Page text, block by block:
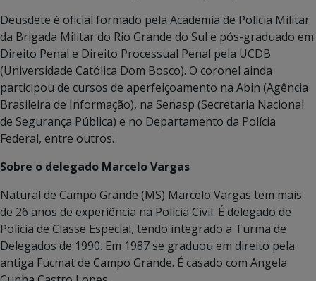
Deusdete é oficial formado pela Academia de Polícia Militar
da Brigada Militar do Rio Grande do Sul e pós-graduado em
Direito Penal e Direito Processual Penal pela UCDB
(Universidade Católica Dom Bosco). O coronel ainda
participou de cursos de aperfeiçoamento na Abin (Agência
Brasileira de Informação), na Senasp (Secretaria Nacional
de Segurança Pública) e no Departamento da Polícia
Federal, entre outros.
Sobre o delegado Marcelo Vargas
Natural de Campo Grande (MS) Marcelo Vargas tem mais
de 26 anos de experiência na Polícia Civil. É delegado de
Polícia de Classe Especial, tendo integrado a Turma de
Delegados de 1990. Em 1987 se graduou em direito pela
antiga Fucmat de Campo Grande. É casado com Angela